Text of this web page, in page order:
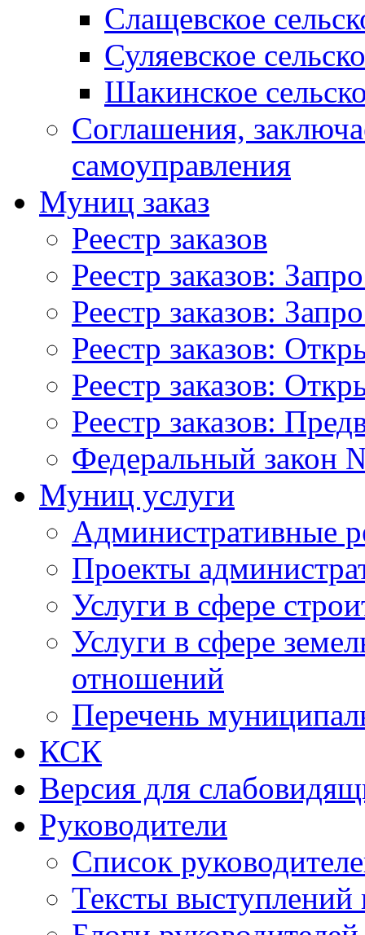
Слащевское
Суляевское
Шакинское
Соглашения,
самоуправления
Муниц заказ
Реестр заказов
Реестр заказов:
Реестр заказов:
Реестр заказов:
Реестр заказов:
Реестр заказов:
Федеральный закон
Муниц услуги
Административные
Проекты
Услуги в сфере
Услуги в сфере
отношений
Перечень
КСК
Версия для
Руководители
Список
Тексты выступлений